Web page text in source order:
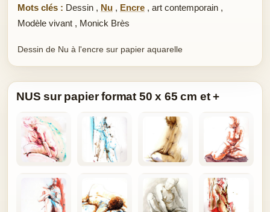
Mots clés : Dessin , Nu , Encre , art contemporain ,
Modèle vivant , Monick Brès
Dessin de Nu à l'encre sur papier aquarelle
NUS sur papier format 50 x 65 cm et +